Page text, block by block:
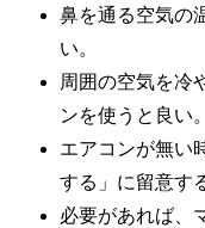
鼻を通る空気の
い。
周囲の空気を冷
ンを使うと良い。
エアコンが無い
する」に留意す
必要があれば、